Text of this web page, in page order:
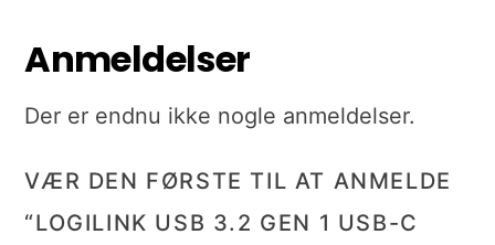
Anmeldelser
Der er endnu ikke nogle anmeldelser.
VÆR DEN FØRSTE TIL AT ANMELDE
“LOGILINK USB 3.2 GEN 1 USB-C